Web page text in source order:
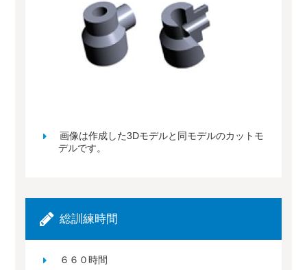
画像は作成した3Dモデルと同モデルのカットモ
デルです。
総訓練時間
６６０時間